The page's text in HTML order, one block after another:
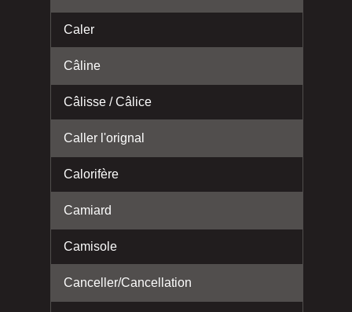
Caler
Câline
Câlisse / Câlice
Caller l'orignal
Calorifère
Camiard
Camisole
Canceller/Cancellation